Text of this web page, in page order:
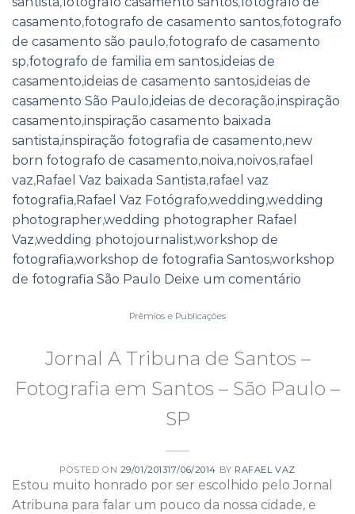
casamento,fotografo de casamento santos,fotografo
de casamento são paulo,fotografo de casamento
sp,fotografo de familia em santos,ideias de
casamento,ideias de casamento santos,ideias de
casamento São Paulo,ideias de decoração,inspiração
casamento,inspiração casamento baixada
santista,inspiração fotografia de casamento,new
born fotografo de casamento,noiva,noivos,rafael
vaz,Rafael Vaz baixada Santista,rafael vaz
fotografia,Rafael Vaz Fotógrafo,wedding,wedding
photographer,wedding photographer Rafael
Vaz,wedding photojournalist,workshop de
fotografia,workshop de fotografia Santos,workshop
de fotografia São Paulo Deixe um comentário
Prêmios e Publicações
Jornal A Tribuna de Santos –
Fotografia em Santos – São Paulo –
SP
POSTED ON 29/01/201317/06/2014 BY RAFAEL VAZ
Estou muito honrado por ser escolhido pelo Jornal
Atribuna para falar um pouco da nossa cidade, e